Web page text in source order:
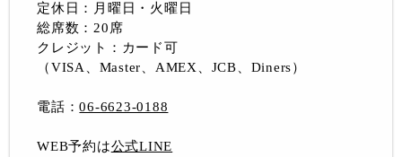
定休日：月曜日・火曜日
総席数：20席
クレジット：カード可
（VISA、Master、AMEX、JCB、Diners）
電話：06-6623-0188
WEB予約は公式LINE